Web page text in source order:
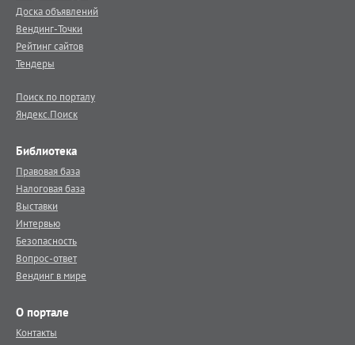
Доска объявлений
Вендинг-Точки
Рейтинг сайтов
Тендеры
Поиск по порталу
Яндекс.Поиск
Библиотека
Правовая база
Налоговая база
Выставки
Интервью
Безопасность
Вопрос-ответ
Вендинг в мире
О портале
Контакты